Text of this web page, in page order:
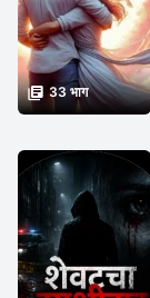
 33 भाग